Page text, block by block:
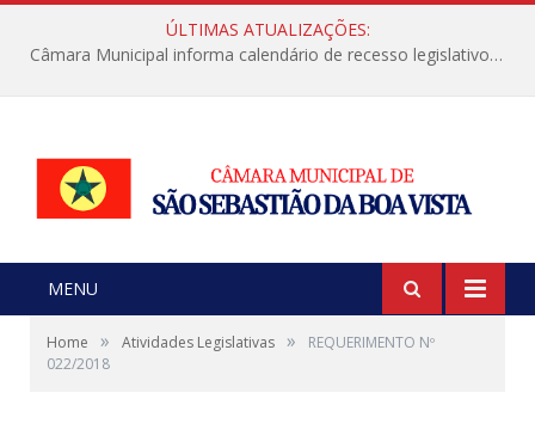
ÚLTIMAS ATUALIZAÇÕES:
Câmara Municipal informa calendário de recesso legislativo de julho
MENU
Home » Atividades Legislativas »
REQUERIMENTO Nº
022/2018